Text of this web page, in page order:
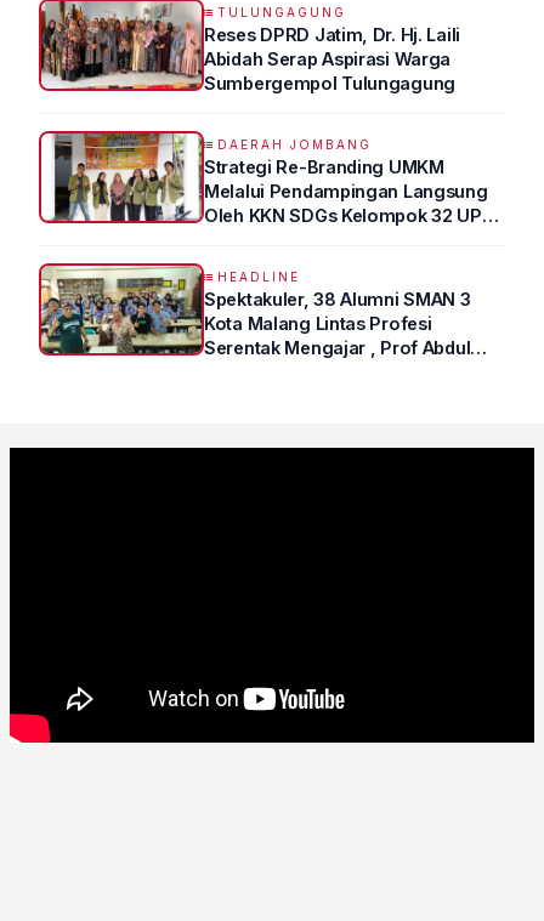
TULUNGAGUNG
Reses DPRD Jatim, Dr. Hj. Laili
Abidah Serap Aspirasi Warga
Sumbergempol Tulungagung
DAERAH JOMBANG
Strategi Re-Branding UMKM
Melalui Pendampingan Langsung
Oleh KKN SDGs Kelompok 32 UPN
HEADLINE
Spektakuler, 38 Alumni SMAN 3
Kota Malang Lintas Profesi
Serentak Mengajar , Prof Abdul